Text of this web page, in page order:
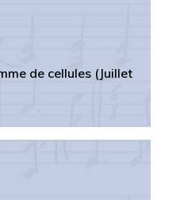
de cellules (Juillet